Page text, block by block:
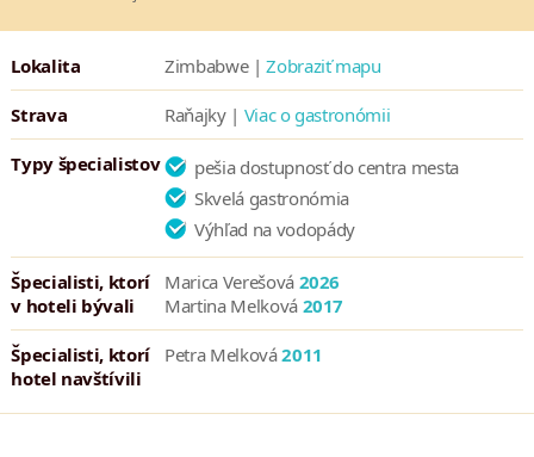
Najbližší safari rezort priVictoria Falls
Dizajnová gastronómia „Blue Ribbon“
Úchvatné pozorovanie zveri a vtáctva priamo z kempu a z
každého súkromného luxusného stanu
Transfery do lodge loďou
Priestranné otvorené jedálenské a lounge priestory
Nekonečný bazén s prelivovým okrajom (infinity pool)
Fitness centrum priamo v areáli
Informačné a rezervačné centrum aktivít
Vyvýšená pozorovacia plošina s 360° výhľadom cez koruny
stromov na súkromné napájadlo
Bezplatné Wi-Fi pripojenie
Lokalita Zimbabwe |Zobraziť mapu
Strava Raňajky | Viac o gastronómii
Typy špecialistov
pešia dostupnosť do centra mesta
Skvelá gastronómia
Výhľad na vodopády
Špecialisti, ktorí
v hoteli bývali
Marica Verešová 2026
Martina Melková 2017
Špecialisti, ktorí
hotel navštívili
Petra Melková2011